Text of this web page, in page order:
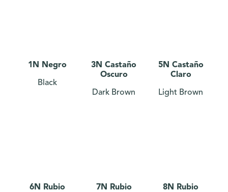
1N Negro
Black
3N Castaño
Oscuro
Dark Brown
5N Castaño
Claro
Light Brown
6N Rubio
7N Rubio
8N Rubio